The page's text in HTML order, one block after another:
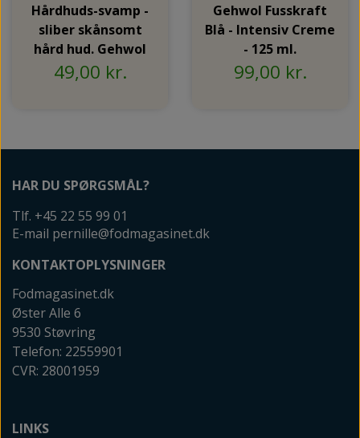
Hårdhuds-svamp -
sliber skånsomt
hård hud. Gehwol
49,00 kr.
Gehwol Fusskraft
Blå - Intensiv Creme
- 125 ml.
99,00 kr.
HAR DU SPØRGSMÅL?
Tlf. +45 22 55 99 01
E-mail pernille@fodmagasinet.dk
KONTAKTOPLYSNINGER
Fodmagasinet.dk
Øster Alle 6
9530 Støvring
Telefon: 22559901
CVR: 28001959
LINKS